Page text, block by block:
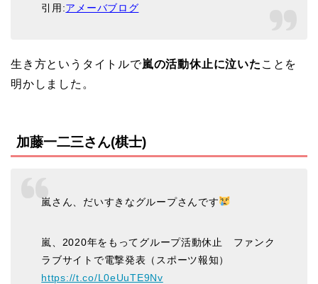
引用:アメーバブログ
生き方というタイトルで嵐の活動休止に泣いた ことを
明かしました。
加藤一二三さん(棋士)
嵐さん、だいすきなグループさんです
嵐、2020年をもってグループ活動休止 ファンク
ラブサイトで電撃発表（スポーツ報知）
https://t.co/L0eUuTE9Nv